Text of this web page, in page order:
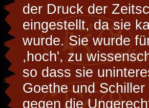
der Druck der
eingestellt, da sie
wurde. Sie wurde
,hoch', zu
so dass sie
Goethe und
gegen die